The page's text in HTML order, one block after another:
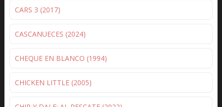
CARS 3 (2017)
CASCANUECES (2024)
CHEQUE EN BLANCO (1994)
CHICKEN LITTLE (2005)